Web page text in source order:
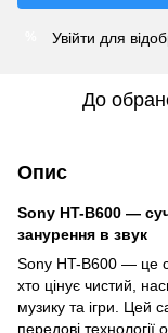
Увійти для
До
Опис
Sony HT-B600 —
занурення в звук
Sony HT-B600 — це
хто цінує чистий,
музику та ігри. Цей
передові технології